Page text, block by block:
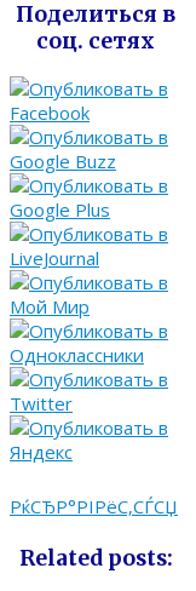
Поделиться в
соц. сетях
РќСЂР°РІРёС‚СЃСЏ
Related posts: